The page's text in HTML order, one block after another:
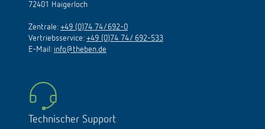
72401 Haigerloch
Zentrale: +49 (0)74 74/692-0
Vertriebsservice: +49 (0)74 74/ 692-533
E-Mail: info@theben.de
Technischer Support